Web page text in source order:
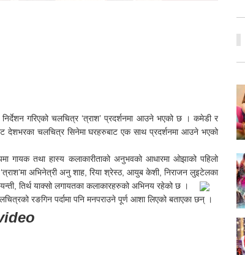
गरिएको चलचित्र ‘त्राश’ प्रदर्शनमा आउने भएको छ । कमेडी र
देशभरका चलचित्र सिनेमा घरहरुबाट एक साथ प्रदर्शनमा आउने भएको
गायक तथा हास्य कलाकारीताको अनुभवको आधारमा ओझाको पहिलो
अभिनेत्री अनु शाह, रिया श्रेस्ठ, आयुब केशी, निराजन लुइटेलका
तिर्थ याक्सो लगायतका कलाकारहरुको अभिनय रहेको छ ।
रङगिन पर्दामा पनि मनपराउने पूर्ण आशा लिएको बताएका छन् ।